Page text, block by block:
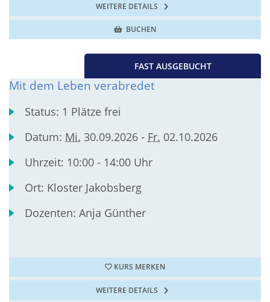
WEITERE DETAILS
BUCHEN
FAST AUSGEBUCHT
Mit dem Leben verabredet
Status: 1 Plätze frei
Datum: Mi. 30.09.2026 - Fr. 02.10.2026
Uhrzeit: 10:00 - 14:00 Uhr
Ort: Kloster Jakobsberg
Dozenten:Anja Günther
KURS MERKEN
WEITERE DETAILS